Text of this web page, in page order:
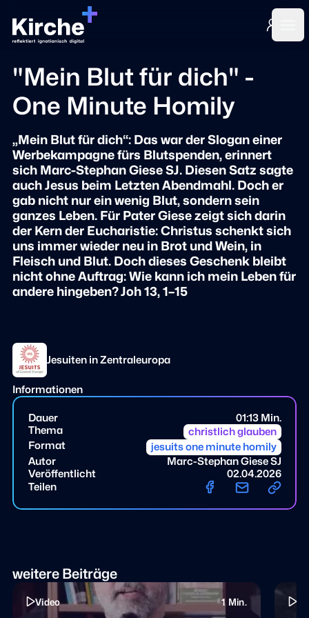
Login
Jesuiten in Zentraleuropa
Informationen
Dauer
01:13 Min.
Thema
christlich glauben
Format
jesuits one minute homily
Autor
Marc-Stephan Giese SJ
Veröffentlicht
02.04.2026
Teilen
"Mein Blut für dich" -
One Minute Homily
„Mein Blut für dich“: Das war der Slogan einer
Werbekampagne fürs Blutspenden, erinnert
sich Marc-Stephan Giese SJ. Diesen Satz sagte
auch Jesus beim Letzten Abendmahl. Doch er
gab nicht nur ein wenig Blut, sondern sein
ganzes Leben. Für Pater Giese zeigt sich darin
der Kern der Eucharistie: Christus schenkt sich
uns immer wieder neu in Brot und Wein, in
Fleisch und Blut. Doch dieses Geschenk bleibt
nicht ohne Auftrag: Wie kann ich mein Leben für
andere hingeben? Joh 13, 1–15
weitere Beiträge
Video 1 Min.